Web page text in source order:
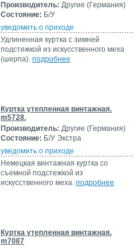
Производитель: Другие (Германия)
Состояние: Б/У
уведомить о приходе
Удлиненная куртка с зимней
подстежкой из искусственного меха
(шерпа). подробнее
Куртка утепленная винтажная.
m5728.
Производитель: Другие (Германия)
Состояние: Б/У Экстра
уведомить о приходе
Немецкая винтажная куртка со
съемной подстежкой из
искусственного меха. подробнее
Куртка утепленная винтажная.
m7087